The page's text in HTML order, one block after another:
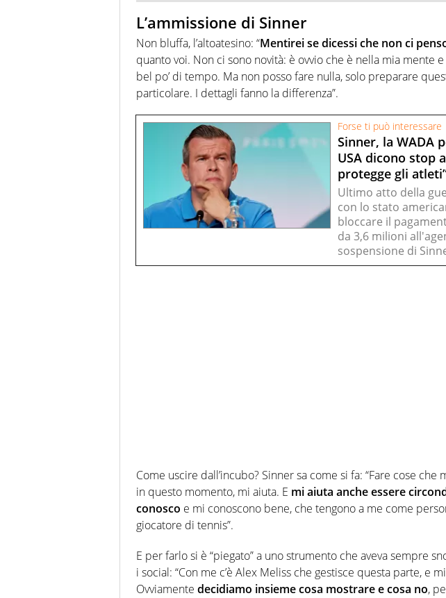
L’ammissione di Sinner
Non bluffa, l’altoatesino: “Mentirei se dicessi che non ci
quanto voi. Non ci sono novità: è ovvio che è nella mia mente
bel po’ di tempo. Ma non posso fare nulla, solo preparare
particolare. I dettagli fanno la differenza”.
Forse ti può interessare
Sinner, la WADA
USA dicono stop
protegge gli
Ultimo atto della
con lo stato
bloccare il
da 3,6 milioni
sospensione di
Come uscire dall’incubo? Sinner sa come si fa: “Fare cose
in questo momento, mi aiuta. E mi aiuta anche essere
conosco e mi conoscono bene, che tengono a me come
giocatore di tennis”.
E per farlo si è “piegato” a uno strumento che aveva sempre
i social: “Con me c’è Alex Meliss che gestisce questa parte, e
Ovviamente decidiamo insieme cosa mostrare e cosa no,